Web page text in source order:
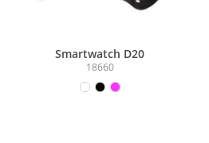
Smartwatch D20
18660